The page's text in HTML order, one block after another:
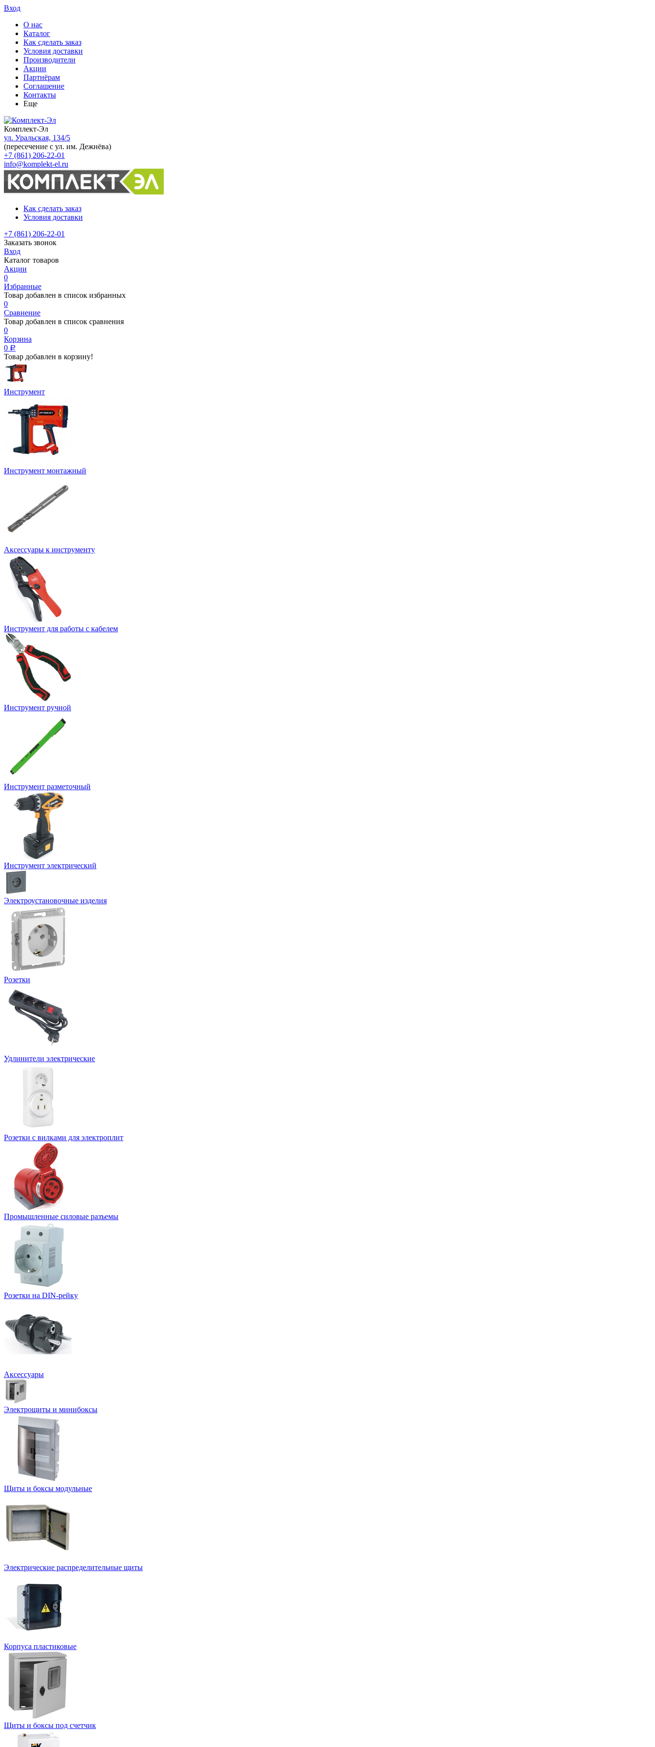
Вход
О нас
Каталог
Как сделать заказ
Условия доставки
Производители
Акции
Партнёрам
Соглашение
Контакты
Еще
Комплект-Эл
ул. Уральская, 134/5
(пересечение с ул. им. Дежнёва)
+7 (861) 206-22-01
info@komplekt-el.ru
Как сделать заказ
Условия доставки
+7 (861) 206-22-01
Заказать звонок
Вход
Каталог товаров
Акции
0
Избранные
Товар добавлен в список избранных
0
Сравнение
Товар добавлен в список сравнения
0
Корзина
0 Р
Товар добавлен в корзину!
Инструмент
Инструмент монтажный
Аксессуары к инструменту
Инструмент для работы с кабелем
Инструмент ручной
Инструмент разметочный
Инструмент электрический
Электроустановочные изделия
Розетки
Удлинители электрические
Розетки с вилками для электроплит
Промышленные силовые разъемы
Розетки на DIN-рейку
Аксессуары
Электрощиты и минибоксы
Щиты и боксы модульные
Электрические распределительные щиты
Корпуса пластиковые
Щиты и боксы под счетчик